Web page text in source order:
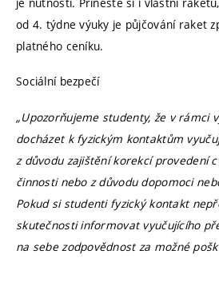
od 4. týdne výuky je půjčování raket
platného ceníku.
Sociální bezpečí
„Upozorňujeme studenty, že v rámci
docházet k fyzickým kontaktům
z důvodu zajištění korekcí provedení
činnosti nebo z důvodu dopomoci
Pokud si studenti fyzický kontakt
skutečnosti informovat vyučujícího
na sebe zodpovědnost za možné